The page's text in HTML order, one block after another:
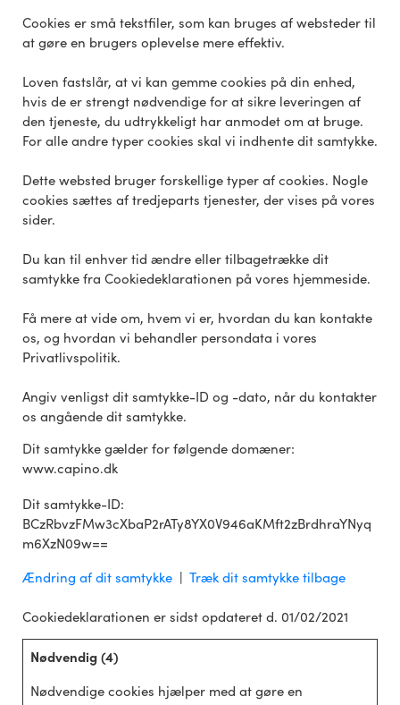
Cookies er små tekstfiler, som kan bruges af websteder til
at gøre en brugers oplevelse mere effektiv.
Loven fastslår, at vi kan gemme cookies på din enhed,
hvis de er strengt nødvendige for at sikre leveringen af
den tjeneste, du udtrykkeligt har anmodet om at bruge.
For alle andre typer cookies skal vi indhente dit samtykke.
Dette websted bruger forskellige typer af cookies. Nogle
cookies sættes af tredjeparts tjenester, der vises på vores
sider.
Du kan til enhver tid ændre eller tilbagetrække dit
samtykke fra Cookiedeklarationen på vores hjemmeside.
Få mere at vide om, hvem vi er, hvordan du kan kontakte
os, og hvordan vi behandler persondata i vores
Privatlivspolitik.
Angiv venligst dit samtykke-ID og -dato, når du kontakter
os angående dit samtykke.
Dit samtykke gælder for følgende domæner:
www.capino.dk
Dit samtykke-ID:
BCzRbvzFMw3cXbaP2rATy8YX0V946aKMft2zBrdhraYNyq
m6XzN09w==
Ændring af dit samtykke | Træk dit samtykke tilbage
Cookiedeklarationen er sidst opdateret d. 01/02/2021
Nødvendig (4)
Nødvendige cookies hjælper med at gøre en